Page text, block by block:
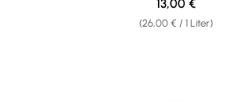
(26,00 € / 1 Liter)
13,00 €